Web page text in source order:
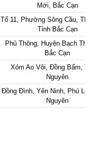
Mới, Bắc Cạn
Tổ 11, Phường Sông Cầu, TP Bắc
Tỉnh Bắc Cạn
Phủ Thông, Huyện Bạch Thông,
Bắc Cạn
Xóm Ao Vôi, Đồng Bẩm, TP Thái
Nguyên
Đồng Đình, Yên Ninh, Phú Lương,
Nguyên